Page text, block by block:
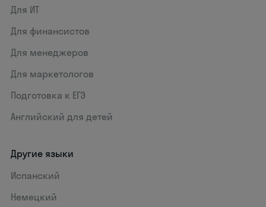
Для ИТ
Для финансистов
Для менеджеров
Для маркетологов
Подготовка к ЕГЭ
Английский для детей
Другие языки
Испанский
Немецкий